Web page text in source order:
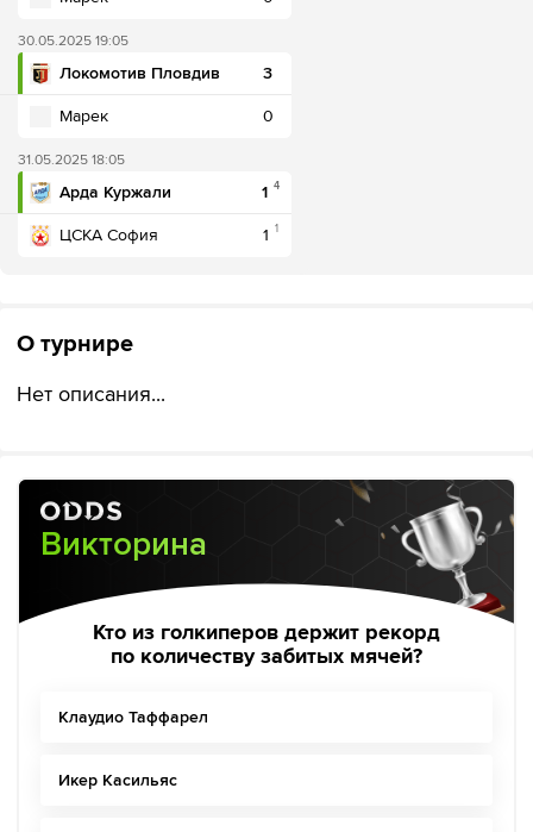
30.05.2025 19:05
Локомотив Пловдив 3
Марек 0
31.05.2025 18:05
Арда Куржали 1 4
ЦСКА София 1 1
О турнире
Нет описания...
Викторина
Кто из голкиперов держит рекорд
по количеству забитых мячей?
Клаудио Таффарел
Икер Касильяс